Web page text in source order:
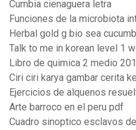
Cumbia cienaguera letra
Funciones de la microbiota
Herbal gold g bio sea
Talk to me in korean level 1
Libro de quimica 2 medio
Ciri ciri karya gambar cerita
Ejercicios de alquenos
Arte barroco en el peru pdf
Cuadro sinoptico esclavos